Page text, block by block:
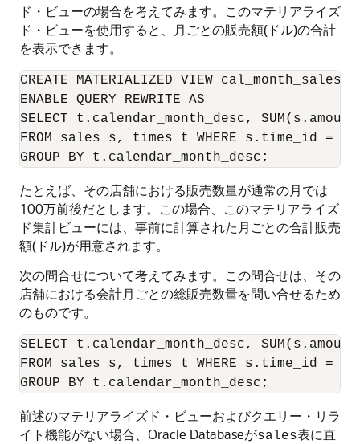
ド・ビューの場合を考えてみます。このマテリアライズ
ド・ビューを使用すると、月ごとの販売額(ドル)の合計
を表示できます。
CREATE MATERIALIZED VIEW
ENABLE QUERY REWRITE AS
SELECT t.calendar_month_desc,
FROM sales s, times t WHERE s.time_id =
たとえば、その店舗における販売数量が通常の月では
100万前後だとします。この場合、このマテリアライズ
ド集計ビューには、事前に計算された月ごとの合計販売
額(ドル)が用意されます。
次の問合せについて考えてみます。この問合せは、その
店舗における会計月ごとの総販売数量を問い合せるため
のものです。
SELECT t.calendar_month_desc,
FROM sales s, times t WHERE s.time_id =
前述のマテリアライズド・ビューおよびクエリー・リラ
イト機能がない場合、Oracle Databaseがsales表に直